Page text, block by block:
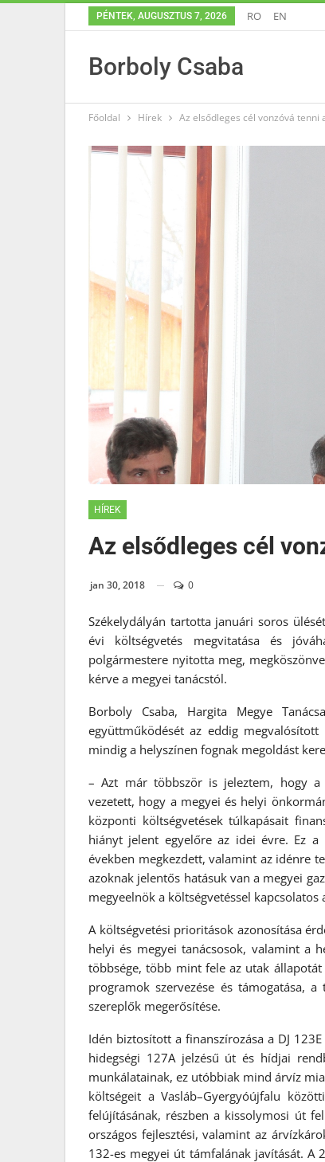
PÉNTEK, AUGUSZTUS 7, 2026 RO EN
Borboly Csaba
Főoldal Hírek Az elsődleges cél vonzóvá tenni
HÍREK
Az elsődleges cél
jan 30, 2018 0
Székelydályán tartotta januári soros
évi költségvetés megvitatása és
polgármestere nyitotta meg,
kérve a megyei tanácstól.
Borboly Csaba, Hargita Megye
együttműködését az eddig
mindig a helyszínen fognak megoldást
– Azt már többször is jeleztem, hogy a
vezetett, hogy a megyei és helyi
központi költségvetések túlkapásait
hiányt jelent egyelőre az idei évre. Ez
években megkezdett, valamint az idénre
azoknak jelentős hatásuk van a megyei
megyeelnök a költségvetéssel kapcsolatos
A költségvetési prioritások azonosítása
helyi és megyei tanácsosok, valamint a
többsége, több mint fele az utak
programok szervezése és támogatása,
szereplők megerősítése.
Idén biztosított a finanszírozása a DJ
hidegségi 127A jelzésű út és hídjai
munkálatainak, ez utóbbiak mind árvíz
költségeit a Vasláb–Gyergyóújfalu
felújításának, részben a kissolymosi út
országos fejlesztési, valamint az
132-es megyei út támfalának javítását. A